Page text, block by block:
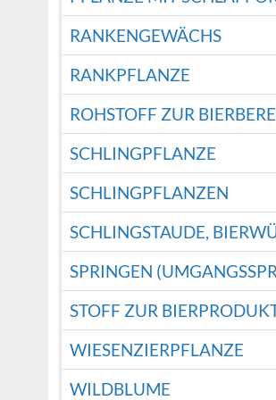
RANKENGEWÄCHS
RANKPFLANZE
ROHSTOFF ZUR
SCHLINGPFLANZE
SCHLINGPFLANZEN
SCHLINGSTAUDE,
SPRINGEN
STOFF ZUR
WIESENZIERPFLANZE
WILDBLUME